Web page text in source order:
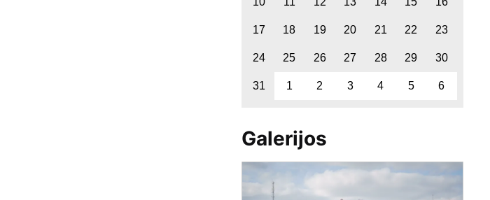
17 18 19 20 21 22 23
24 25 26 27 28 29 30
31 1 2 3 4 5 6
Galerijos